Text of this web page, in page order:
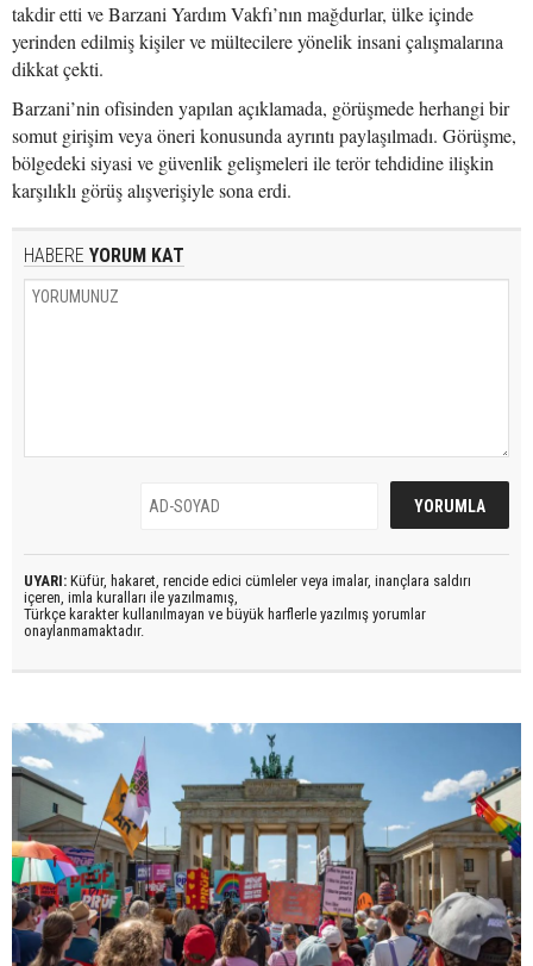
takdir etti ve Barzani Yardım Vakfı’nın mağdurlar, ülke içinde
yerinden edilmiş kişiler ve mültecilere yönelik insani çalışmalarına
dikkat çekti.
Barzani’nin ofisinden yapılan açıklamada, görüşmede herhangi bir
somut girişim veya öneri konusunda ayrıntı paylaşılmadı. Görüşme,
bölgedeki siyasi ve güvenlik gelişmeleri ile terör tehdidine ilişkin
karşılıklı görüş alışverişiyle sona erdi.
HABERE YORUM KAT
UYARI: Küfür, hakaret, rencide edici cümleler veya imalar, inançlara saldırı
içeren, imla kuralları ile yazılmamış,
Türkçe karakter kullanılmayan ve büyük harflerle yazılmış yorumlar
onaylanmamaktadır.